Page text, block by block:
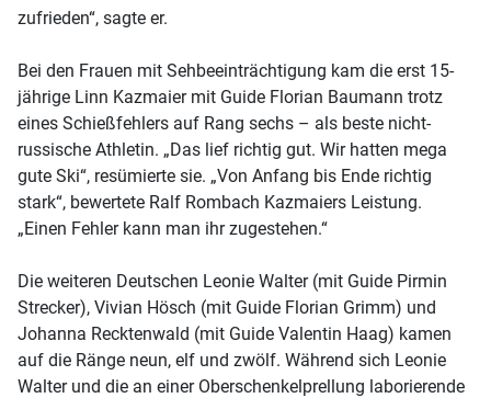
zufrieden“, sagte er.
Bei den Frauen mit Sehbeeinträchtigung kam die erst 15-
jährige Linn Kazmaier mit Guide Florian Baumann trotz
eines Schießfehlers auf Rang sechs – als beste nicht-
russische Athletin. „Das lief richtig gut. Wir hatten mega
gute Ski“, resümierte sie. „Von Anfang bis Ende richtig
stark“, bewertete Ralf Rombach Kazmaiers Leistung.
„Einen Fehler kann man ihr zugestehen.“
Die weiteren Deutschen Leonie Walter (mit Guide Pirmin
Strecker), Vivian Hösch (mit Guide Florian Grimm) und
Johanna Recktenwald (mit Guide Valentin Haag) kamen
auf die Ränge neun, elf und zwölf. Während sich Leonie
Walter und die an einer Oberschenkelprellung laborierende